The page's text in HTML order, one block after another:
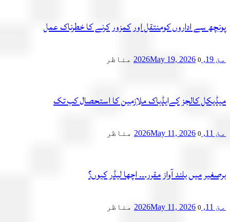
سے اداروں کومنتقل اور کمزور کرنے کا خطرناک عمل
May 19, 2026 0 مناظر
کالجز کےایڈہاک ملازمین کا استحصال کب تک
May 11, 2026 0 مناظر
میں بلند آواز مقرر۔۔۔ اچھا لیڈر کیوں؟
May 11, 2026 0 مناظر